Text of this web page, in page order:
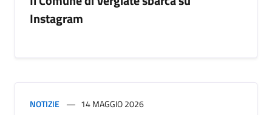
Instagram
NOTIZIE 14 MAGGIO 2026